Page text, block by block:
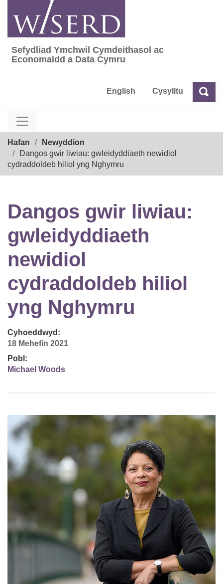
content
Sefydliad Ymchwil Cymdeithasol ac
Sefydliad Ymchwil Cymdeithasol ac
Economaidd a Data Cymru
English Cysylltu Chwilio
Hafan
Newyddion
Dangos gwir liwiau: gwleidyddiaeth newidiol
cydraddoldeb hiliol yng Nghymru
Dangos gwir liwiau:
gwleidyddiaeth
newidiol
cydraddoldeb hiliol
yng Nghymru
Cyhoeddwyd:
18 Mehefin 2021
Pobl:
Michael Woods